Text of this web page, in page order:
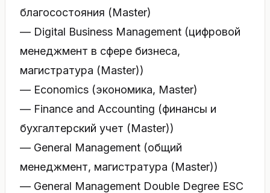
благосостояния (Master)
— Digital Business Management (цифровой
менеджмент в сфере бизнеса,
магистратура (Master))
— Economics (экономика, Master)
— Finance and Accounting (финансы и
бухгалтерский учет (Master))
— General Management (общий
менеджмент, магистратура (Master))
— General Management Double Degree ESC